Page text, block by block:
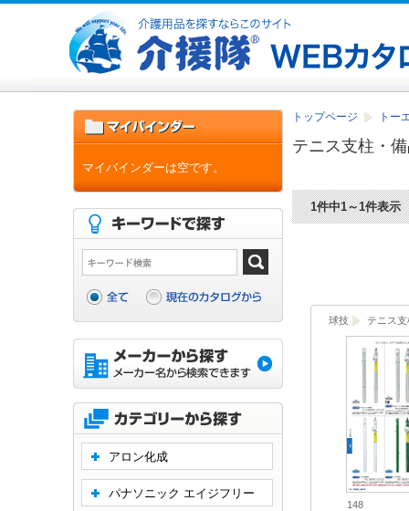
トップページ トー
テニス支柱・
1件中1～1件表示
球技 テニス
148
マイバインダーは空です。
アロン化成
パナソニック エイジフリー